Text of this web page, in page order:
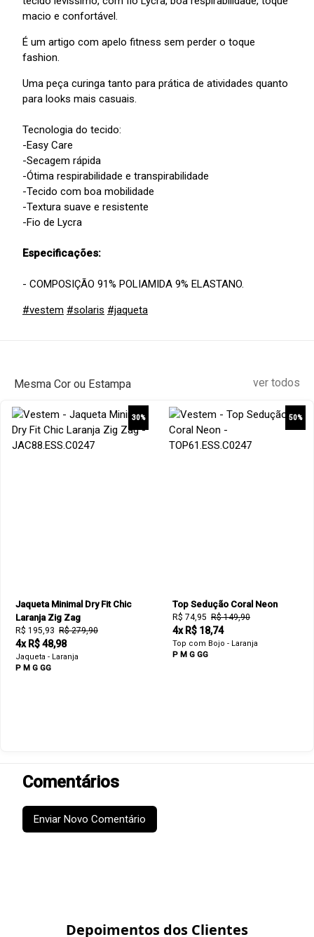
macio e confortável.
É um artigo com apelo fitness sem perder o toque
fashion.
Uma peça curinga tanto para prática de atividades quanto
para looks mais casuais.
Tecnologia do tecido:
-Easy Care
-Secagem rápida
-Ótima respirabilidade e transpirabilidade
-Tecido com boa mobilidade
-Textura suave e resistente
-Fio de Lycra
Especificações:
- COMPOSIÇÃO 91% POLIAMIDA 9% ELASTANO.
#vestem #solaris #jaqueta
Mesma Cor ou Estampa ver todos
30%
Jaqueta Minimal Dry Fit Chic
Laranja Zig Zag
R$ 195,93 R$ 279,90
4x R$ 48,98
Jaqueta - Laranja
P M G GG
50%
Top Sedução Coral Neon
R$ 74,95 R$ 149,90
4x R$ 18,74
Top com Bojo - Laranja
P M G GG
Comentários
Enviar Novo Comentário
Depoimentos dos Clientes